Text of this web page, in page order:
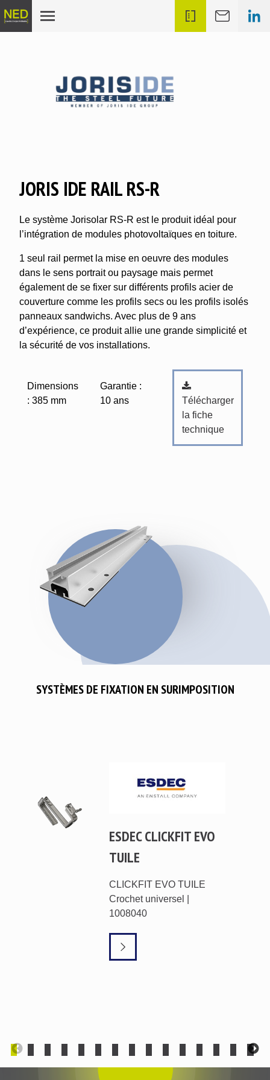
JORIS IDE RAIL RS-R
Le système Jorisolar RS-R est le produit idéal pour
l’intégration de modules photovoltaïques en toiture.
1 seul rail permet la mise en oeuvre des modules
dans le sens portrait ou paysage mais permet
également de se fixer sur différents profils acier de
couverture comme les profils secs ou les profils isolés
panneaux sandwichs. Avec plus de 9 ans
d’expérience, ce produit allie une grande simplicité et
la sécurité de vos installations.
Dimensions
: 385 mm
Garantie :
10 ans
Télécharger
la fiche
technique
SYSTÈMES DE FIXATION EN SURIMPOSITION
ESDEC CLICKFIT EVO
TUILE
CLICKFIT EVO TUILE
Crochet universel |
1008040